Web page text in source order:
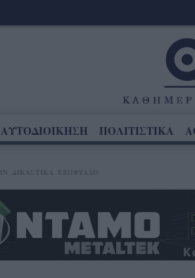
ΑΥΤΟΔΙΟΙΚΗΣΗ ΠΟΛΙΤΙΣΤΙΚΑ